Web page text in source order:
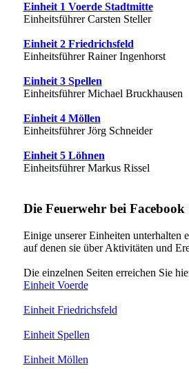
Einheit 1 Voerde Stadtmitte
Einheitsführer Carsten Steller
Einheit 2 Friedrichsfeld
Einheitsführer Rainer Ingenhorst
Einheit 3 Spellen
Einheitsführer Michael Bruckhausen
Einheit 4 Möllen
Einheitsführer Jörg Schneider
Einheit 5 Löhnen
Einheitsführer Markus Rissel
Die Feuerwehr bei
Einige unserer Einheiten unterhalten
auf denen sie über Aktivitäten und
Die einzelnen Seiten erreichen Sie
Einheit Voerde
Einheit Friedrichsfeld
Einheit Spellen
Einheit Möllen